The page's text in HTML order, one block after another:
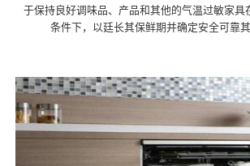
于保持良好调味品、产品和其他的气温过敏家具
条件下，以廷长其保鲜期并确定安全可靠其